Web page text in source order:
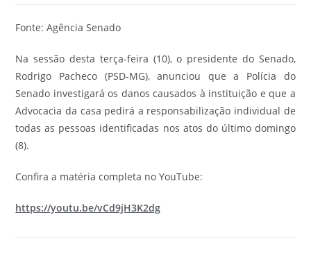
Fonte: Agência Senado
Na sessão desta terça-feira (10), o presidente do Senado,
Rodrigo Pacheco (PSD-MG), anunciou que a Polícia do
Senado investigará os danos causados à instituição e que a
Advocacia da casa pedirá a responsabilização individual de
todas as pessoas identificadas nos atos do último domingo
(8).
Confira a matéria completa no YouTube:
https://youtu.be/vCd9jH3K2dg